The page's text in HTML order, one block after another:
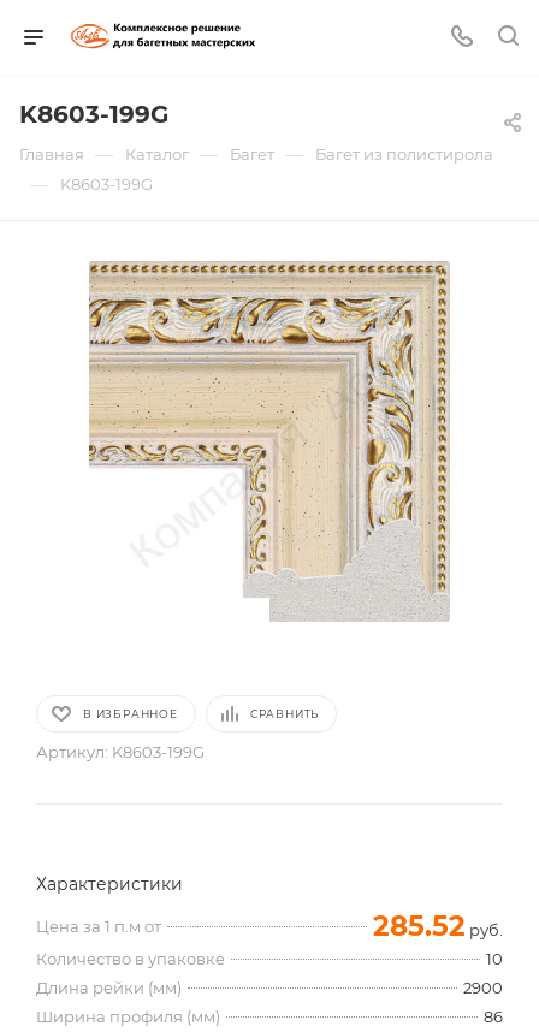
K8603-199G
Главная — Каталог — Багет — Багет из полистирола
— K8603-199G
В ИЗБРАННОЕ СРАВНИТЬ
Артикул: K8603-199G
Характеристики
Цена за 1 п.м от 285.52 руб.
Количество в упаковке
10
Длина рейки (мм)
2900
Ширина профиля (мм)
86